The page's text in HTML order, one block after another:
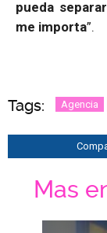
pueda
me importa”.
Tags: Agencia
Mas